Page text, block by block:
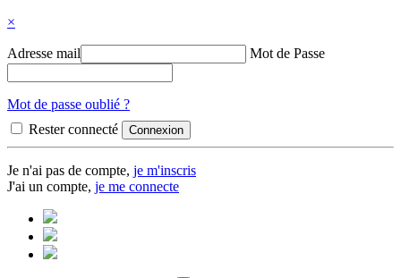
×
Adresse mail Mot de Passe
Mot de passe oublié ?
Rester connecté
Je n'ai pas de compte, je m'inscris
J'ai un compte, je me connecte